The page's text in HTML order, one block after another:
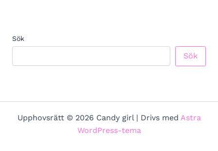
Sök
Sök
Upphovsrätt © 2026 Candy girl | Drivs med Astra
WordPress-tema